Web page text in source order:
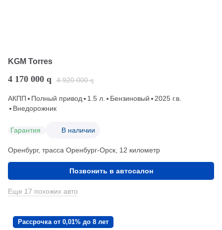
KGM Torres
4 170 000 q 4 920 000 q
АКПП Полный привод 1.5 л. Бензиновый
2025 г.в.
Внедорожник
Гарантия В наличии
Оренбург, трасса Оренбург-Орск, 12 километр
Позвонить в автосалон
Еще 17 похожих авто
Рассрочка от 0,01% до 8 лет